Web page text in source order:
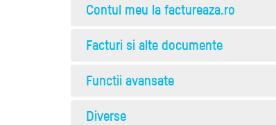
Contul meu la factureaza.ro
Facturi si alte documente
Functii avansate
Diverse